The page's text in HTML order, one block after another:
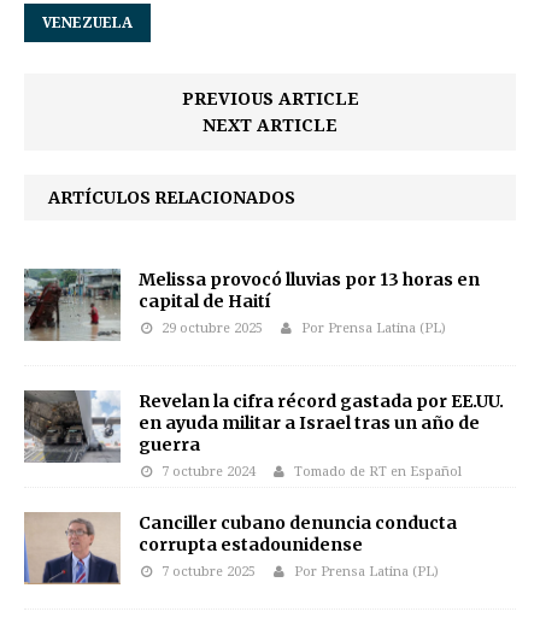
VENEZUELA
PREVIOUS ARTICLE
NEXT ARTICLE
ARTÍCULOS RELACIONADOS
Melissa provocó lluvias por 13 horas en
capital de Haití
29 octubre 2025 Por Prensa Latina (PL)
Revelan la cifra récord gastada por EE.UU.
en ayuda militar a Israel tras un año de
guerra
7 octubre 2024 Tomado de RT en Español
Canciller cubano denuncia conducta
corrupta estadounidense
7 octubre 2025 Por Prensa Latina (PL)